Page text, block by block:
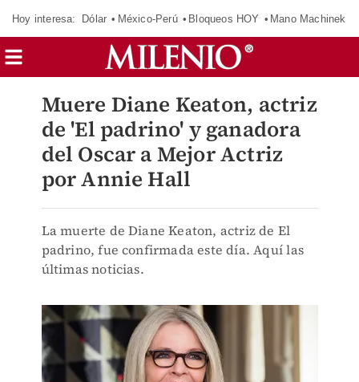
Hoy interesa: Dólar México-Perú Bloqueos HOY Mano Machinek
Muere Diane Keaton, actriz
de 'El padrino' y ganadora
del Oscar a Mejor Actriz
por Annie Hall
La muerte de Diane Keaton, actriz de El
padrino, fue confirmada este día. Aquí las
últimas noticias.